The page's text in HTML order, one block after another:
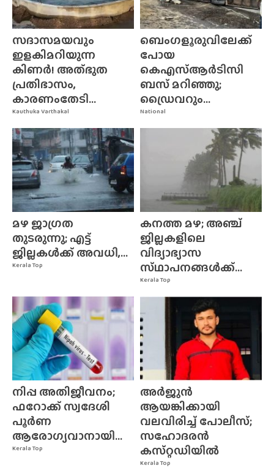
Kauthuka Varthakal
സദാസമയവും
ഇളകിമറിയുന്ന
കിണർ! അത്‌ഭുത
പ്രതിഭാസം,
കാരണംതേടി...
National
ബെംഗളൂരുവിലേക്ക്
പോയ
കെഎസ്ആർടിസി
ബസ് മറിഞ്ഞു;
ഡ്രൈവറും...
Kerala Top
മഴ ജാഗ്രത
തുടരുന്നു; എട്ട്
ജില്ലകൾക്ക് അവധി,...
Kerala Top
കനത്ത മഴ; അഞ്ച്
ജില്ലകളിലെ
വിദ്യാഭ്യാസ
സ്‌ഥാപനങ്ങൾക്ക്‌...
Kerala Top
നിപ്പ അതിജീവനം;
ഫറോക്ക് സ്വദേശി
പൂർണ
ആരോഗ്യവാനായി...
Kerala Top
അർജുൻ
ആയങ്കിക്കായി
വലവിരിച്ച് പോലീസ്;
സഹോദരൻ
കസ്‌റ്റഡിയിൽ